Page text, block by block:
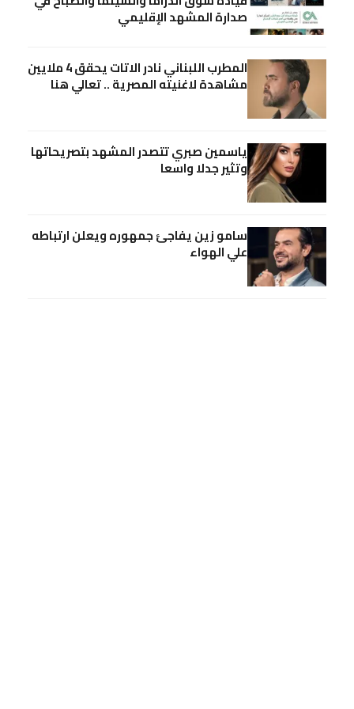
صدارة المشهد الإقليمي
المطرب اللبناني نادر الاتات يحقق 4 ملايين
مشاهدة لاغنيته المصرية .. تعالي هنا
ياسمين صبري تتصدر المشهد بتصريحاتها
وتثير جدلا واسعا
سامو زين يفاجئ جمهوره ويعلن ارتباطه
علي الهواء